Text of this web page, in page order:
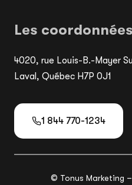
Les coordonnées
4020, rue Louis-B.-Mayer
Laval, Québec H7P 0J1
1 844 770-1234
© Tonus Marketing